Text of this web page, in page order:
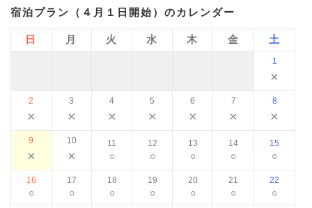
宿泊プラン（４月１日開始）のカレンダー
日 月 火 水 木 金 土
1
×
2
×
3
×
4
×
5
×
6
×
7
×
8
×
9
×
10
×
11
○
12
○
13
○
14
○
15
○
16
○
17
○
18
○
19
○
20
○
21
○
22
○